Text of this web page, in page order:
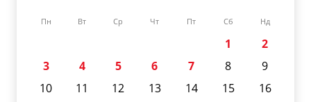
Пн Вт Ср Чт Пт Сб Нд
1
2
3
4 5 6 7 8
9
10
11 12 13 14 15
16